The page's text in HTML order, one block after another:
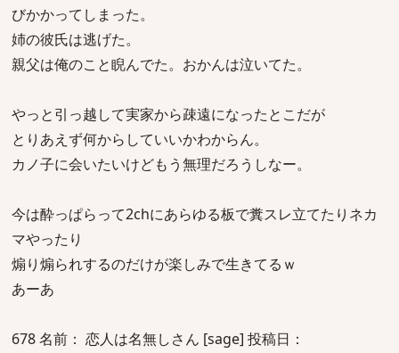
びかかってしまった。
姉の彼氏は逃げた。
親父は俺のこと睨んでた。おかんは泣いてた。
やっと引っ越して実家から疎遠になったとこだが
とりあえず何からしていいかわからん。
カノ子に会いたいけどもう無理だろうしなー。
今は酔っぱらって2chにあらゆる板で糞スレ立てたりネカ
マやったり
煽り煽られするのだけが楽しみで生きてるｗ
あーあ
678 名前： 恋人は名無しさん [sage] 投稿日：